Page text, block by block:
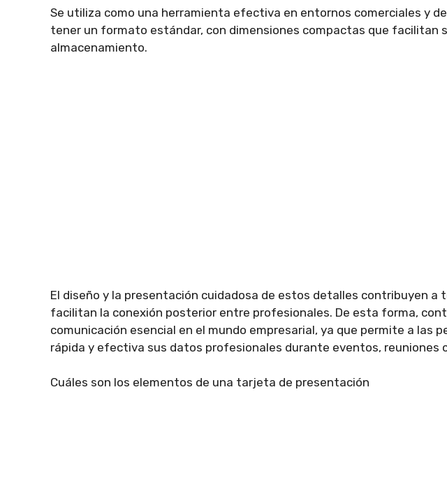
Se utiliza como una herramienta efectiva en entornos comerciales y
tener un formato estándar, con dimensiones compactas que facilitan
almacenamiento.
El diseño y la presentación cuidadosa de estos detalles contribuyen a
facilitan la conexión posterior entre profesionales. De esta forma,
comunicación esencial en el mundo empresarial, ya que permite a las
rápida y efectiva sus datos profesionales durante eventos, reuniones
Cuáles son los elementos de una tarjeta de presentación